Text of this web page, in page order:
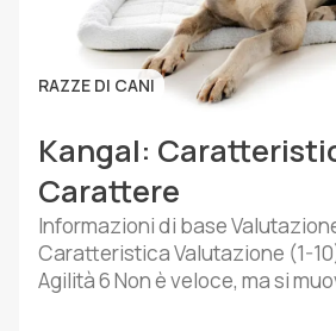
RAZZE DI CANI
Kangal:
Carattere
Informazioni di base
Caratteristica Valutazione (1-
Agilità 6 Non è veloce, ma si